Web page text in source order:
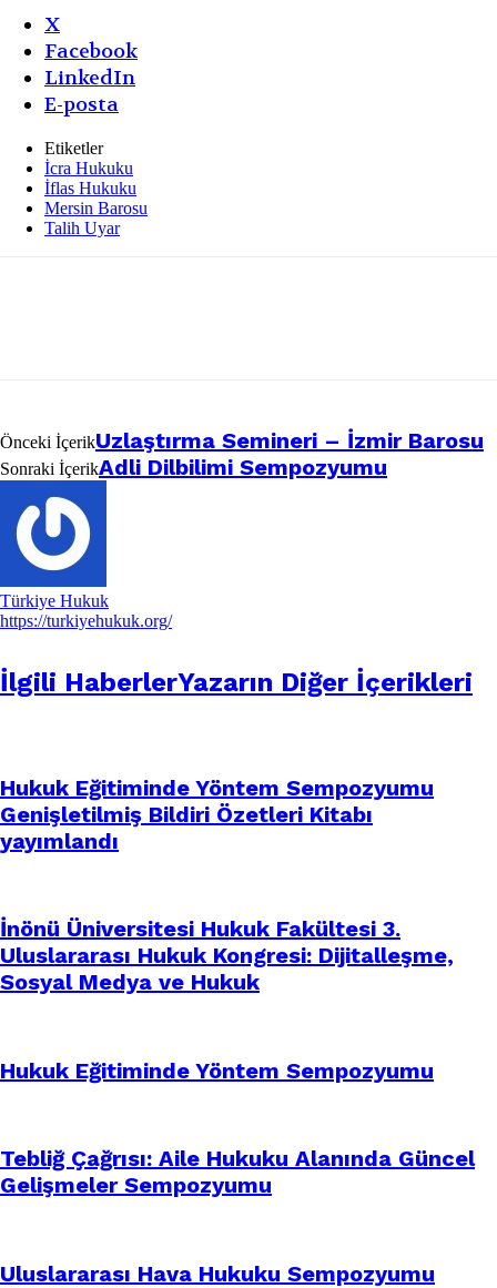
X
Facebook
LinkedIn
E-posta
Etiketler
İcra Hukuku
İflas Hukuku
Mersin Barosu
Talih Uyar
Önceki İçerikUzlaştırma Semineri – İzmir Barosu
Sonraki İçerikAdli Dilbilimi Sempozyumu
Türkiye Hukuk
https://turkiyehukuk.org/
İlgili HaberlerYazarın Diğer İçerikleri
Hukuk Eğitiminde Yöntem Sempozyumu
Genişletilmiş Bildiri Özetleri Kitabı
yayımlandı
İnönü Üniversitesi Hukuk Fakültesi 3.
Uluslararası Hukuk Kongresi: Dijitalleşme,
Sosyal Medya ve Hukuk
Hukuk Eğitiminde Yöntem Sempozyumu
Tebliğ Çağrısı: Aile Hukuku Alanında Güncel
Gelişmeler Sempozyumu
Uluslararası Hava Hukuku Sempozyumu